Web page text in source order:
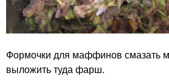
Формочки для маффинов смазать
выложить туда фарш.